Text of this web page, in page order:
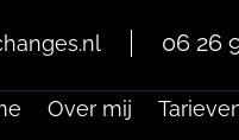
06 26
Over mij